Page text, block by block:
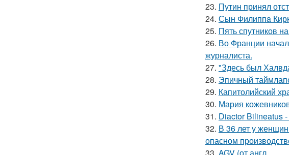
23. Путин принял
24. Сын Филиппa
25. Пять спутников
26. Во Франции
журналиста.
27. "Здесь был
28. Эпичный
29. Капитолийский
30. Мария
31. Diactor Bilineatus
32. В 36 лет у
опасном